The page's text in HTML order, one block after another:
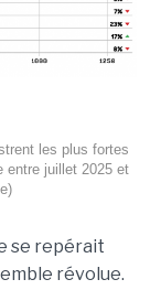
les plus fortes
entre juillet 2025 et
se repérait
révolue.